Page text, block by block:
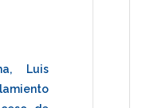
Luis